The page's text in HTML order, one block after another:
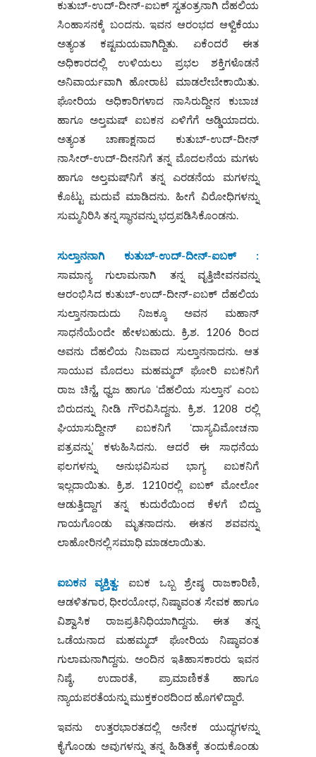
ಕುತುಬ್-ಉದ್-ದೀನ್-ಐಬಕ್ ಸ್ವತಂತ್ರನಾಗಿ ದೆಹಲಿಯ
ಸಿಂಹಾಸನಕ್ಕೆ ಬಂದನು. ಇವನ ಆರಂಭದ ಆಳ್ವಿಕೆಯು
ಅತ್ಯಂತ ಕಷ್ಟಮಯವಾಗಿದ್ದಿತು. ಏಕೆಂದರೆ ಈತ
ಅಧಿಕಾರದಲ್ಲಿ ಉಳಿಯಲು ಪ್ರಭಲ ಶಕ್ತಿಗಳೊಡನೆ
ಅನಿವಾರ್ಯವಾಗಿ ಹೋರಾಟ ಮಾಡಲೇಬೇಕಾಯಿತು.
ಘೋರಿಯ ಅಧಿಕಾರಿಗಳಾದ ನಾಸಿರುದ್ದೀನ ಕುಬಾಚ
ಹಾಗೂ ಅಲ್ತಮಷ್ ಐಬಕನ ಏಳಿಗೆಗೆ ಅಡ್ಡಿಯಾದರು.
ಅತ್ಯಂತ ಚಾಣಾಕ್ಷನಾದ ಕುತುಬ್-ಉದ್-ದೀನ್
ನಾಸೀರ್-ಉದ್-ದೀನನಿಗೆ ತನ್ನ ಮೊದಲನೆಯ ಮಗಳು
ಹಾಗೂ ಅಲ್ತಮಷ್‌ನಿಗೆ ತನ್ನ ಎರಡನೆಯ ಮಗಳನ್ನು
ಕೊಟ್ಟು ಮದುವೆ ಮಾಡಿದನು. ಹೀಗೆ ವಿರೋಧಿಗಳನ್ನು
ಸುಮ್ಮನಿರಿಸಿ ತನ್ನ ಸ್ಥಾನವನ್ನು ಭದ್ರಪಡಿಸಿಕೊಂಡನು.
ಸುಲ್ತಾನನಾಗಿ ಕುತುಬ್-ಉದ್-ದೀನ್-ಐಬಕ್ :
ಸಾಮಾನ್ಯ ಗುಲಾಮನಾಗಿ ತನ್ನ ವೃತ್ತಿಜೀವನವನ್ನು
ಆರಂಭಿಸಿದ ಕುತುಬ್-ಉದ್-ದೀನ್-ಐಬಕ್ ದೆಹಲಿಯ
ಸುಲ್ತಾನನಾದುದು ನಿಜಕ್ಕೂ ಅವನ ಮಹಾನ್
ಸಾಧನೆಯೆಂದೇ ಹೇಳಬಹುದು. ಕ್ರಿ.ಶ. 1206 ರಿಂದ
ಅವನು ದೆಹಲಿಯ ನಿಜವಾದ ಸುಲ್ತಾನನಾದನು. ಆತ
ಸಾಯುವ ಮೊದಲು ಮಹಮ್ಮದ್ ಘೋರಿ ಐಬಕನಿಗೆ
ರಾಜ ಚಿನ್ಹೆ, ಧ್ವಜ ಹಾಗೂ ʻದೆಹಲಿಯ ಸುಲ್ತಾನ’ ಎಂಬ
ಬಿರುದನ್ನು ನೀಡಿ ಗೌರವಿಸಿದ್ದನು. ಕ್ರಿ.ಶ. 1208 ರಲ್ಲಿ
ಘಿಯಾಸುದ್ದೀನ್ ಐಬಕನಿಗೆ ʻದಾಸ್ಯವಿಮೋಚನಾ
ಪತ್ರವನ್ನು’ ಕಳುಹಿಸಿದನು. ಆದರೆ ಈ ಸಾಧನೆಯ
ಫಲಗಳನ್ನು ಅನುಭವಿಸುವ ಭಾಗ್ಯ ಐಬಕನಿಗೆ
ಇಲ್ಲದಾಯಿತು. ಕ್ರಿ.ಶ. 1210ರಲ್ಲಿ ಐಬಕ್ ಮೋಲೋ
ಆಡುತ್ತಿದ್ದಾಗ ತನ್ನ ಕುದುರೆಯಿಂದ ಕೆಳಗೆ ಬಿದ್ದು
ಗಾಯಗೊಂಡು ಮೃತನಾದನು. ಈತನ ಶವವನ್ನು
ಲಾಹೋರಿನಲ್ಲಿ ಸಮಾಧಿ ಮಾಡಲಾಯಿತು.
ಐಬಕನ ವ್ಯಕ್ತಿತ್ವ: ಐಬಕ ಒಬ್ಬ ಶ್ರೇಷ್ಠ ರಾಜಕಾರಿಣಿ,
ಆಡಳಿತಗಾರ, ಧೀರಯೋಧ, ನಿಷ್ಠಾವಂತ ಸೇವಕ ಹಾಗೂ
ವಿಶ್ವಾಸಿಕ ರಾಜಪ್ರತಿನಿಧಿಯಾಗಿದ್ದನು. ಈತ ತನ್ನ
ಒಡೆಯನಾದ ಮಹಮ್ಮದ್ ಘೋರಿಯ ನಿಷ್ಠಾವಂತ
ಗುಲಾಮನಾಗಿದ್ದನು. ಅಂದಿನ ಇತಿಹಾಸಕಾರರು ಇವನ
ನಿಷ್ಠೆ, ಉದಾರತೆ, ಪ್ರಾಮಾಣಿಕತೆ ಹಾಗೂ
ನ್ಯಾಯಪರತೆಯನ್ನು ಮುಕ್ತಕಂಠದಿಂದ ಹೊಗಳಿದ್ದಾರೆ.
ಇವನು ಉತ್ತರಭಾರತದಲ್ಲಿ ಅನೇಕ ಯುದ್ಧಗಳನ್ನು
ಕೈಗೊಂಡು ಅವುಗಳನ್ನು ತನ್ನ ಹಿಡಿತಕ್ಕೆ ತಂದುಕೊಂಡು